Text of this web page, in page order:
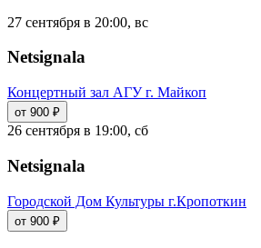
27 сентября в 20:00, вс
Netsignala
Концертный зал АГУ г. Майкоп
от 900 ₽
26 сентября в 19:00, сб
Netsignala
Городской Дом Культуры г.Кропоткин
от 900 ₽